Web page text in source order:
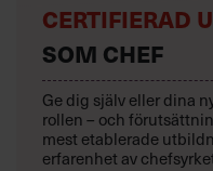
CERTIFIERAD
SOM CHEF
Ge dig själv eller dina
rollen – och
mest etablerade
erfarenhet av